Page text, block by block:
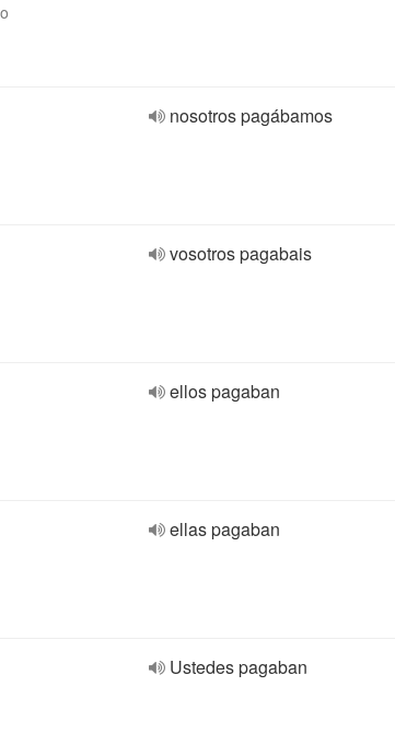
nosotros pagábamos
vosotros pagabais
ellos pagaban
ellas pagaban
Ustedes pagaban